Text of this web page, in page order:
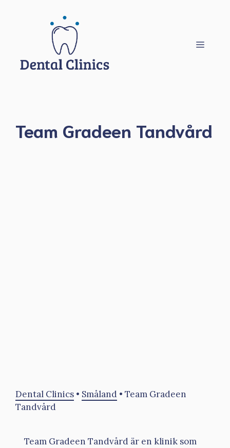
Meny
Team Gradeen Tandvård
Dental Clinics • Småland • Team Gradeen
Tandvård
Team Gradeen Tandvård är en klinik som